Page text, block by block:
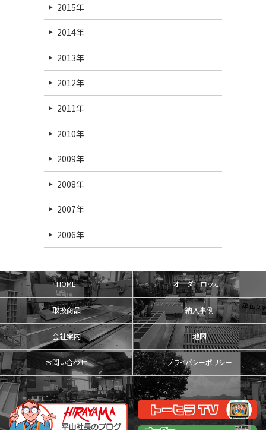
2015年
2014年
2013年
2012年
2011年
2010年
2009年
2008年
2007年
2006年
HOME オーダーロッカー
取扱商品 納入事例
会社案内 地図
お問い合わせ プライバシーポリシー